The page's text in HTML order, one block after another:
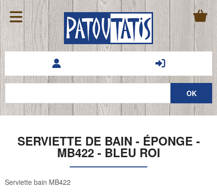
SERVIETTE DE BAIN - ÉPONGE -
MB422 - BLEU ROI
Serviette bain MB422